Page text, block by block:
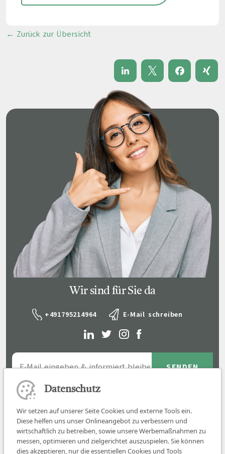
← Zurück zur Übersicht
Wir sind für Sie da
+491795214964 E-Mail schreiben
Datenschutz
Wir setzen auf unserer Seite Cookies und externe Tools ein.
Diese helfen uns unser Onlineangebot zu verbessern und
wirtschaftlich zu betreiben, sowie unsere Werbemaßnahmen zu
messen, optimieren und zielgerichtet auszuspielen. Sie können
dies akzeptieren, nur die essentiellen Cookies und Tools